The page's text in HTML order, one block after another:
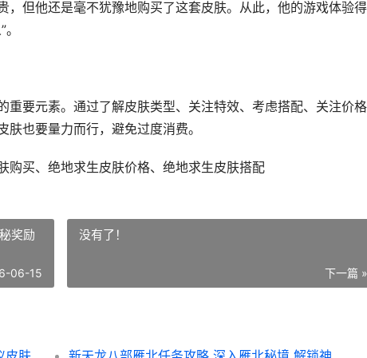
但他还是毫不犹豫地购买了这套皮肤。从此，他的游戏体验得
重要元素。通过了解皮肤类型、关注特效、考虑搭配、关注价
也要量力而行，避免过度消费。
购买、绝地求生皮肤价格、绝地求生皮肤搭配
奖励
06-15
没有了！
下一篇 »